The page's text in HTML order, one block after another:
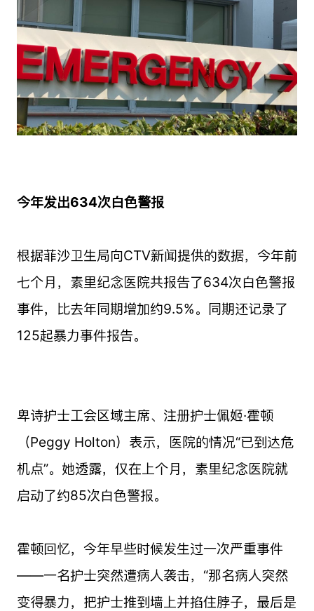
今年发出634次白色警报
根据菲沙卫生局向CTV新闻提供的数据，今年前
七个月，素里纪念医院共报告了634次白色警报
事件，比去年同期增加约9.5%。同期还记录了
125起暴力事件报告。
卑诗护士工会区域主席、注册护士佩姬·霍顿
（Peggy Holton）表示，医院的情况“已到达危
机点”。她透露，仅在上个月，素里纪念医院就
启动了约85次白色警报。
霍顿回忆，今年早些时候发生过一次严重事件
——一名护士突然遭病人袭击，“那名病人突然
变得暴力，把护士推到墙上并掐住脖子，最后是